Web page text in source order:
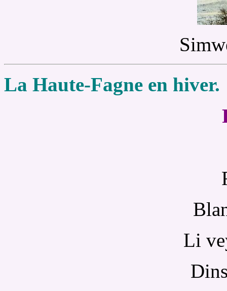
La Haute-Fagne en hiver.
Li